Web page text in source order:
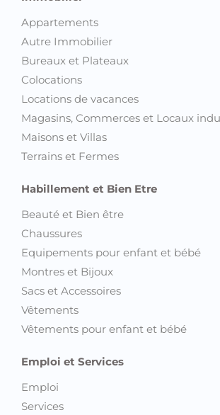
Appartements
Autre Immobilier
Bureaux et Plateaux
Colocations
Locations de vacances
Magasins, Commerces et Locaux
Maisons et Villas
Terrains et Fermes
Habillement et Bien Etre
Beauté et Bien être
Chaussures
Equipements pour enfant et bébé
Montres et Bijoux
Sacs et Accessoires
Vêtements
Vêtements pour enfant et bébé
Emploi et Services
Emploi
Services